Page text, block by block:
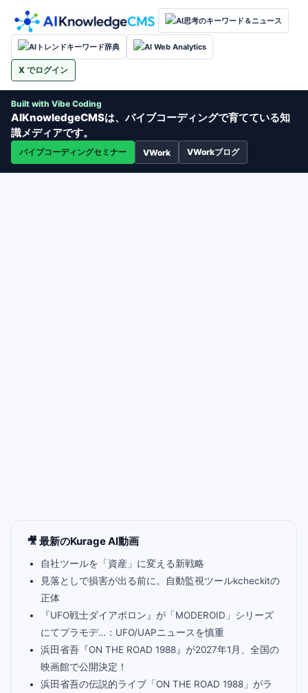
AI思考のキーワード＆ニュース
AIトレンドキーワード辞典 AI Web Analytics
X でログイン
Built with Vibe Coding
AIKnowledgeCMSは、バイブコーディングで育てている知
識メディアです。
バイブコーディングセミナー VWork VWorkブログ
🎥 最新のKurage AI動画
自社ツールを「資産」に変える新戦略
見落としで損害が出る前に。自動監視ツールkcheckitの
正体
『UFO戦士ダイアポロン』が「MODEROID」シリーズ
にてプラモデ…：UFO/UAPニュースを慎重
浜田省吾『ON THE ROAD 1988』が2027年1月、全国の
映画館で公開決定！
浜田省吾の伝説的ライブ「ON THE ROAD 1988」がラ